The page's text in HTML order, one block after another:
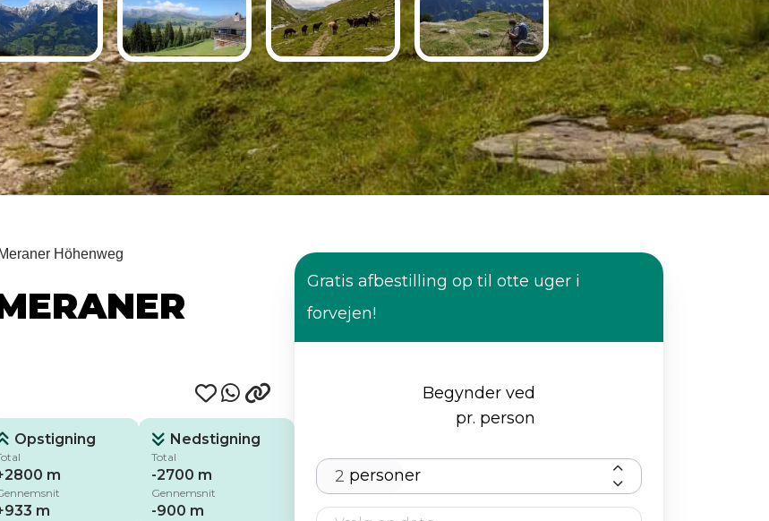
Höhenweg
Opstigning
m
m
Nedstigning
Total
-2700 m
Gennemsnit
-900 m
Gratis afbestilling op til otte uger i
forvejen!
Begynder ved
pr. person
personer